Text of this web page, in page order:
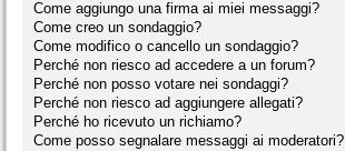
Come aggiungo una firma ai miei messaggi?
Come creo un sondaggio?
Come modifico o cancello un sondaggio?
Perché non riesco ad accedere a un forum?
Perché non posso votare nei sondaggi?
Perché non riesco ad aggiungere allegati?
Perché ho ricevuto un richiamo?
Come posso segnalare messaggi ai moderatori?